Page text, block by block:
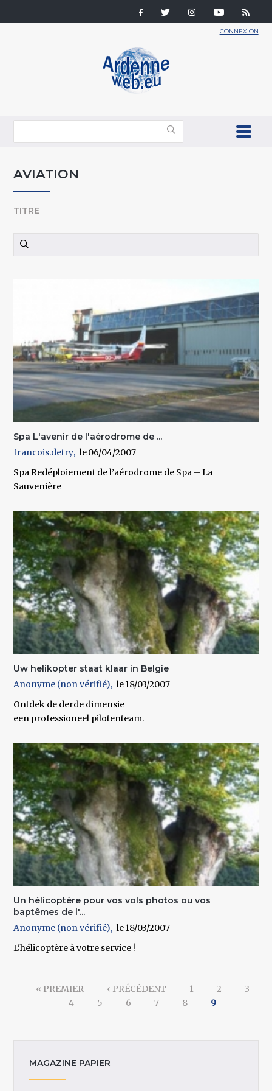
CONNEXION
AVIATION
TITRE
Spa L'avenir de l'aérodrome de ...
francois.detry
06/04/2007
Spa Redéploiement de l’aérodrome de Spa – La
Sauvenière
Uw helikopter staat klaar in Belgie
Anonyme (non vérifié)
18/03/2007
Ontdek de derde dimensie
een professioneel pilotenteam.
Un hélicoptère pour vos vols photos ou vos
baptêmes de l'...
Anonyme (non vérifié)
18/03/2007
L'hélicoptère à votre service !
« PREMIER ‹ PRÉCÉDENT 1 2
3
4
5 6 7 8 9
MAGAZINE PAPIER